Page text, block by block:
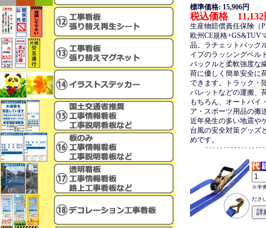
標準価格: 15,906円
税込価格 11,132
生産物賠償責任保険（
欧州CE規格+GS&TUV
品。ラチェットバック
イプのラッシングベル
バックルと柔軟強度な
荷に優しく簡単安全に
できます。トラック・
パレットなどの運搬、
もちろん、オートバイ
ア・スポーツ用品の搬
近年発生の多い地震や
台風の安全対策グッズ
めです。
※半
ださ